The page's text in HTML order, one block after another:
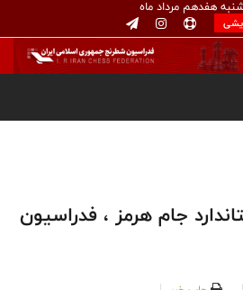
هفدهم مرداد ماه
جام هرمز ، فدراسیون